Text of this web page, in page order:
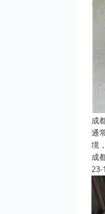
成
通
境
成
23-